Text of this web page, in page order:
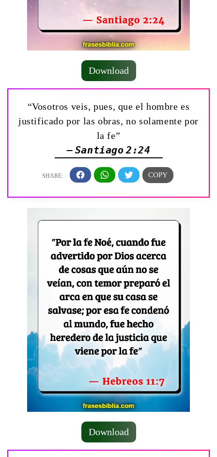
Download
“Vosotros veis, pues, que el hombre es
justificado por las obras, no solamente por
la fe”
— Santiago 2:24
Download